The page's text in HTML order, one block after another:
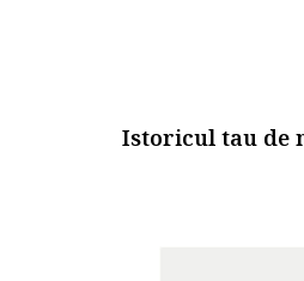
Istoricul tau de